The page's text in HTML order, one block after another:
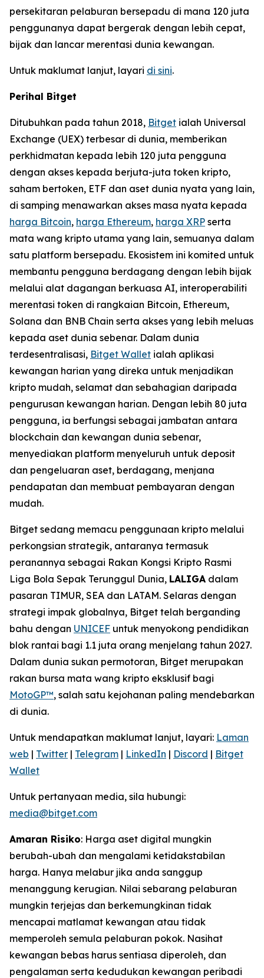
persekitaran pelaburan bersepadu di mana 120 juta
penggunanya dapat bergerak dengan lebih cepat,
bijak dan lancar merentasi dunia kewangan.
Untuk maklumat lanjut, layari di sini.
Perihal Bitget
Ditubuhkan pada tahun 2018, Bitget ialah Universal
Exchange (UEX) terbesar di dunia, memberikan
perkhidmatan kepada lebih 120 juta pengguna
dengan akses kepada berjuta-juta token kripto,
saham bertoken, ETF dan aset dunia nyata yang lain,
di samping menawarkan akses masa nyata kepada
harga Bitcoin, harga Ethereum, harga XRP serta
mata wang kripto utama yang lain, semuanya dalam
satu platform bersepadu. Ekosistem ini komited untuk
membantu pengguna berdagang dengan lebih bijak
melalui alat dagangan berkuasa AI, interoperabiliti
merentasi token di rangkaian Bitcoin, Ethereum,
Solana dan BNB Chain serta akses yang lebih meluas
kepada aset dunia sebenar. Dalam dunia
terdesentralisasi, Bitget Wallet ialah aplikasi
kewangan harian yang direka untuk menjadikan
kripto mudah, selamat dan sebahagian daripada
pengurusan kewangan harian. Dengan lebih 80 juta
pengguna, ia berfungsi sebagai jambatan antara
blockchain dan kewangan dunia sebenar,
menyediakan platform menyeluruh untuk deposit
dan pengeluaran aset, berdagang, menjana
pendapatan dan membuat pembayaran dengan
mudah.
Bitget sedang memacu penggunaan kripto melalui
perkongsian strategik, antaranya termasuk
peranannya sebagai Rakan Kongsi Kripto Rasmi
Liga Bola Sepak Terunggul Dunia, LALIGA dalam
pasaran TIMUR, SEA dan LATAM. Selaras dengan
strategi impak globalnya, Bitget telah berganding
bahu dengan UNICEF untuk menyokong pendidikan
blok rantai bagi 1.1 juta orang menjelang tahun 2027.
Dalam dunia sukan permotoran, Bitget merupakan
rakan bursa mata wang kripto eksklusif bagi
MotoGP™, salah satu kejohanan paling mendebarkan
di dunia.
Untuk mendapatkan maklumat lanjut, layari: Laman
web | Twitter | Telegram | LinkedIn | Discord | Bitget
Wallet
Untuk pertanyaan media, sila hubungi:
media@bitget.com
Amaran Risiko: Harga aset digital mungkin
berubah-ubah dan mengalami ketidakstabilan
harga. Hanya melabur jika anda sanggup
menanggung kerugian. Nilai sebarang pelaburan
mungkin terjejas dan berkemungkinan tidak
mencapai matlamat kewangan atau tidak
memperoleh semula pelaburan pokok. Nasihat
kewangan bebas harus sentiasa diperoleh, dan
pengalaman serta kedudukan kewangan peribadi